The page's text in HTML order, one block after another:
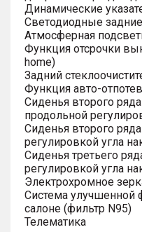
Динамические
Светодиодные
Атмосферная
Функция отсрочки
home)
Задний
Функция авто-
Сиденья второго
продольной
Сиденья второго
регулировкой угла
Сиденья третьего
регулировкой угла
Электрохромное
Система улучшенной
салоне (фильтр N95)
Телематика